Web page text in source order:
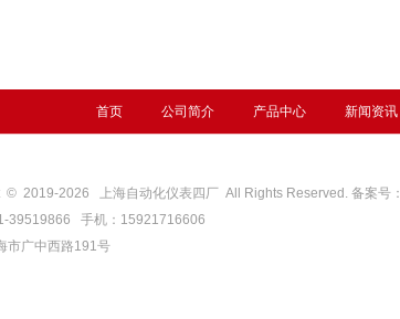
首页 公司简介 产品中心 新闻资讯
© 2019-2026 上海自动化仪表四厂 All Rights Reserved. 备案号：
39519866 手机：15921716606
市广中西路191号